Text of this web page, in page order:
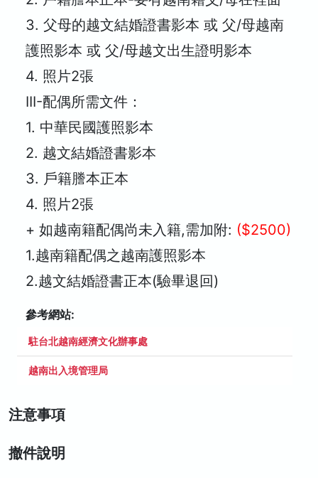
3. 父母的越文結婚證書影本 或 父/母越南
護照影本 或 父/母越文出生證明影本
4. 照片2張
III-配偶所需文件：
1. 中華民國護照影本
2. 越文結婚證書影本
3. 戶籍謄本正本
4. 照片2張
+ 如越南籍配偶尚未入籍,需加附: ($2500)
1.越南籍配偶之越南護照影本
2.越文結婚證書正本(驗畢退回)
參考網站:
駐台北越南經濟文化辦事處
越南出入境管理局
注意事項
撤件說明